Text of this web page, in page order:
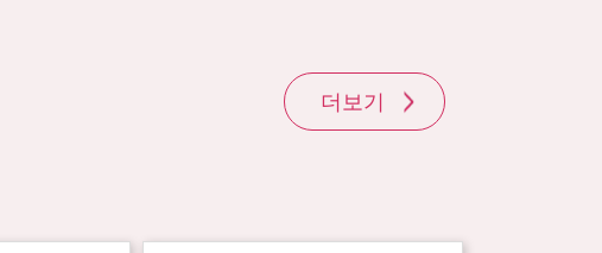
더보기